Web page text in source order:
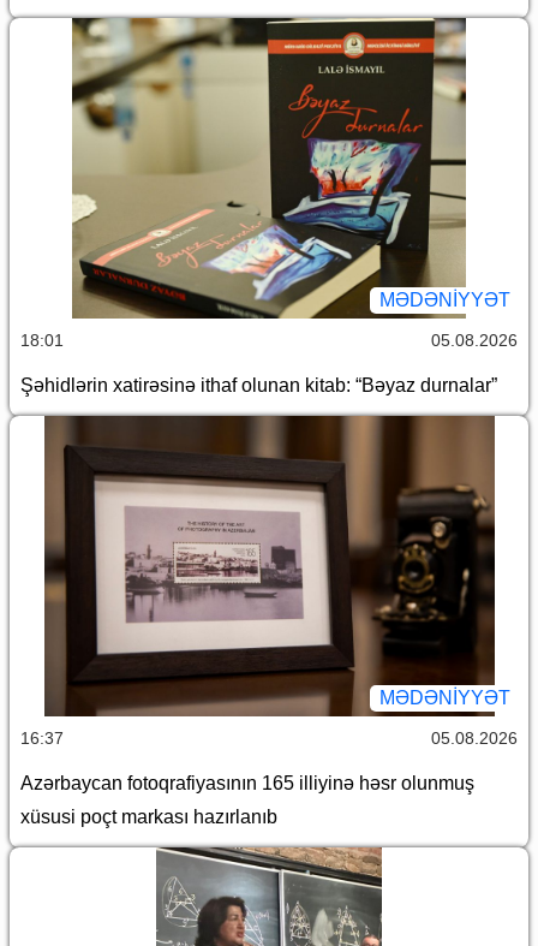
MƏDƏNIYYƏT
18:01 05.08.2026
Şəhidlərin xatirəsinə ithaf olunan kitab: “Bəyaz durnalar”
MƏDƏNIYYƏT
16:37 05.08.2026
Azərbaycan fotoqrafiyasının 165 illiyinə həsr olunmuş
xüsusi poçt markası hazırlanıb